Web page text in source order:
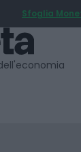
Sfoglia